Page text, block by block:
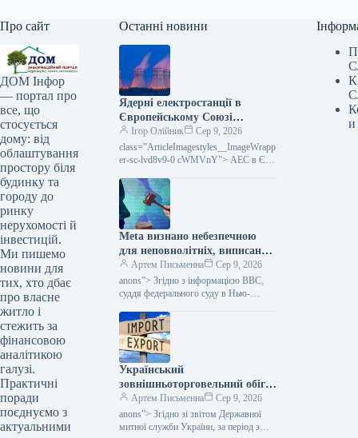
Про сайт
ДОМ Інфор
— портал про
все, що
стосується
дому: від
облаштування
простору біля
будинку та
городу до
ринку
нерухомості й
інвестицій.
Ми пишемо
новини для
тих, хто дбає
про власне
житло і
стежить за
фінансовою
аналітикою
галузі.
Практичні
поради
поєднуємо з
актуальними
Останні новини
Ядерні електростанції в
Європейському Союзі
припиняють роботу через
низький рівень води в річках
(експертна оцінка)
Ігор Олійник
Сер 9, 2026
class=”ArticleImagestyles__ImageWrapp
er-sc-lvd8v9-0 cWMVnY”> АЕС в ЄС
(думка експерта)У зв’язку з
екстремальною спекою в Європі
Meta визнано небезпечною
для неповнолітніх, виписано
штраф у розмірі 567
мільйонів доларів та
накладено суворі
Міністерство фінансів.
Артем Письменна
Сер 9, 2026
anons”> Згідно з інформацією BBC,
суддя федерального суду в Нью-
зобов’язавши компанію виплатити 567
мільйонів доларів…
Український
зовнішньоторговельний обіг
за сім місяців досяг 82
мільярдів доларів:
асортимент імпорту та
Артем Письменна
Сер 9, 2026
anons”> Згідно зі звітом Державної
митної служби України, за період з
и